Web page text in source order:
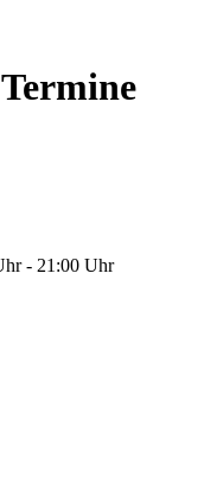
- 21:00 Uhr